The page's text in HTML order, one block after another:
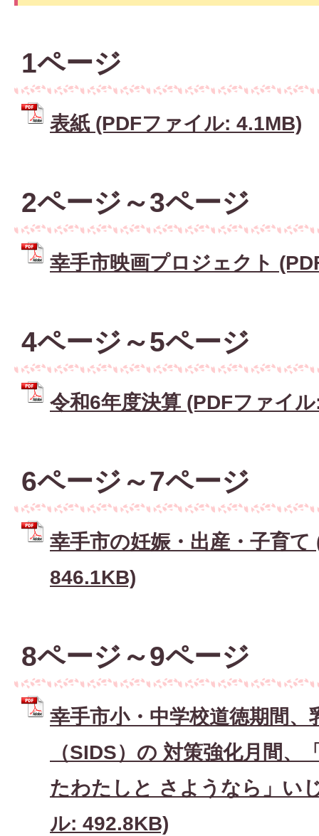
1ページ
表紙 (PDFファイル: 4.1MB)
2ページ～3ページ
幸手市映画プロジェクト
4ページ～5ページ
令和6年度決算 (PDFファイ
6ページ～7ページ
幸手市の妊娠・出産・子育
846.1KB)
8ページ～9ページ
幸手市小・中学校道徳期間、
（SIDS）の 対策強化月間、
たわたしと さようなら」い
ル: 492.8KB)